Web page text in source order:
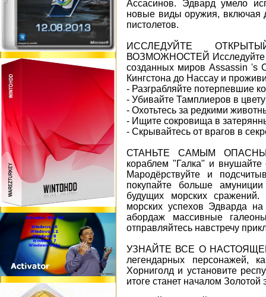
Ассасинов. Эдвард умело
новые виды оружия, включая
пистолетов.
ИССЛЕДУЙТЕ
ВОЗМОЖНОСТЕЙ Исследуйте
созданных миров Assassin 's
Кингстона до Нассау и
- Разграбляйте потерпевшие
- Убивайте Тамплиеров в
- Охотьтесь за редкими
- Ищите сокровища в
- Скрывайтесь от врагов в
СТАНЬТЕ САМЫМ
кораблем "Галка" и внушайте
Мародёрствуйте и
покупайте больше
будущих морских
морских успехов Эдварда
абордаж массивные
отправляйтесь навстречу
УЗНАЙТЕ ВСЕ О НАСТОЯЩЕЙ
легендарных персонажей,
Хорниголд и установите
итоге станет началом Золотой